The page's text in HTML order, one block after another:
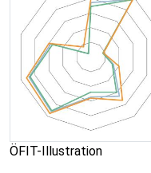
ÖFIT-Illustration